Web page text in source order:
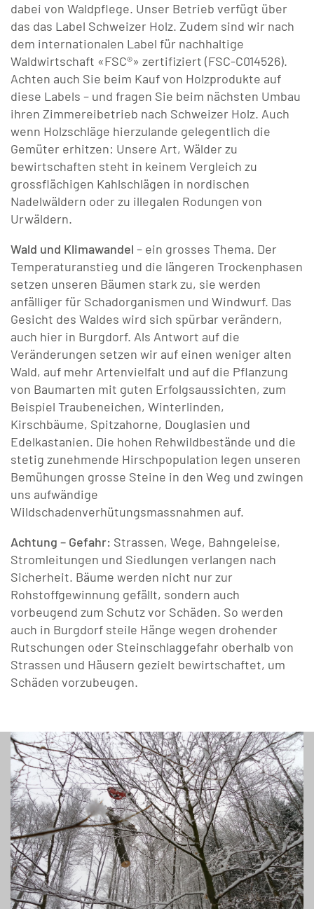
Kontakt
Wissenswertes
Handfeste von 1273
Galerie
Kontakt
Kulturförderung
Sportförderung
Beitragsgesuche
Aktuelle Projekte
dabei von Waldpflege. Unser Betrieb verfügt über
das das Label Schweizer Holz. Zudem sind wir nach
dem internationalen Label für nachhaltige
Waldwirtschaft «FSC®» zertifiziert (FSC-C014526).
Achten auch Sie beim Kauf von Holzprodukte auf
diese Labels – und fragen Sie beim nächsten Umbau
ihren Zimmereibetrieb nach Schweizer Holz. Auch
wenn Holzschläge hierzulande gelegentlich die
Gemüter erhitzen: Unsere Art, Wälder zu
bewirtschaften steht in keinem Vergleich zu
grossflächigen Kahlschlägen in nordischen
Nadelwäldern oder zu illegalen Rodungen von
Urwäldern.
Wald und Klimawandel – ein grosses Thema. Der
Temperaturanstieg und die längeren Trockenphasen
setzen unseren Bäumen stark zu, sie werden
anfälliger für Schadorganismen und Windwurf. Das
Gesicht des Waldes wird sich spürbar verändern,
auch hier in Burgdorf. Als Antwort auf die
Veränderungen setzen wir auf einen weniger alten
Wald, auf mehr Artenvielfalt und auf die Pflanzung
von Baumarten mit guten Erfolgsaussichten, zum
Beispiel Traubeneichen, Winterlinden,
Kirschbäume, Spitzahorne, Douglasien und
Edelkastanien. Die hohen Rehwildbestände und die
stetig zunehmende Hirschpopulation legen unseren
Bemühungen grosse Steine in den Weg und zwingen
uns aufwändige
Wildschadenverhütungsmassnahmen auf.
Achtung – Gefahr: Strassen, Wege, Bahngeleise,
Stromleitungen und Siedlungen verlangen nach
Sicherheit. Bäume werden nicht nur zur
Rohstoffgewinnung gefällt, sondern auch
vorbeugend zum Schutz vor Schäden. So werden
auch in Burgdorf steile Hänge wegen drohender
Rutschungen oder Steinschlaggefahr oberhalb von
Strassen und Häusern gezielt bewirtschaftet, um
Schäden vorzubeugen.